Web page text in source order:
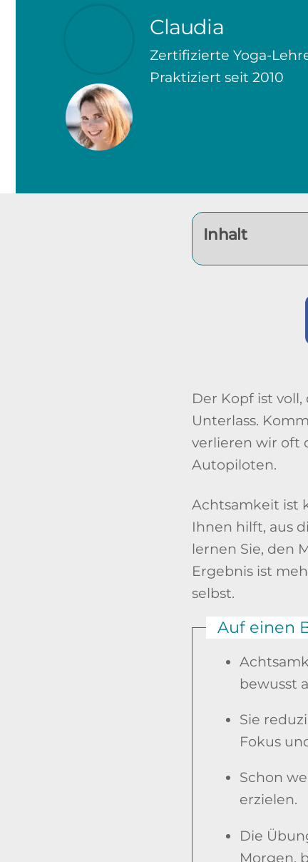
Claudia
Zertifizierte Yoga-
Praktiziert seit 2010
Inhalt
Der Kopf ist
Unterlass.
verlieren wir oft
Autopiloten.
Achtsamkeit ist
Ihnen hilft, aus
lernen Sie, den
Ergebnis ist
selbst.
Auf einen
bewusst
Sie
Fokus
Schon
erzielen.
Die
Morgen,